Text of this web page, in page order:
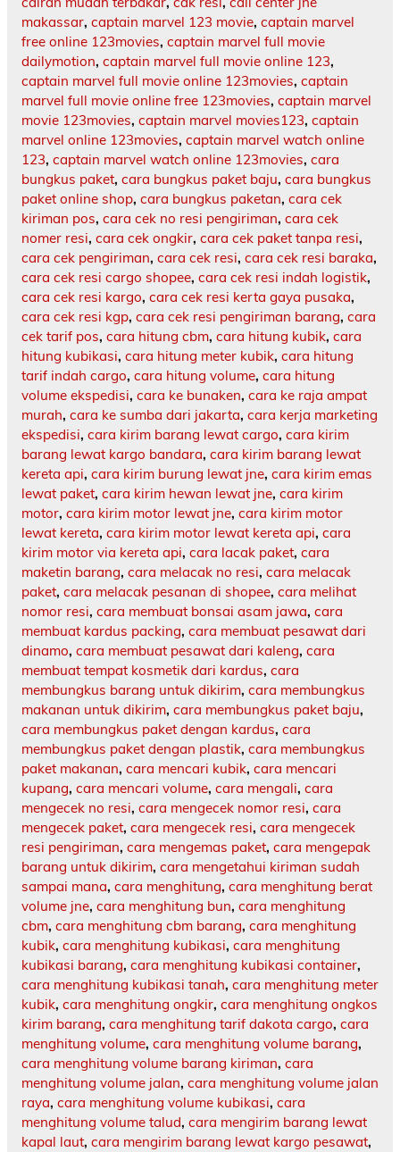
makassar, captain marvel 123 movie, captain marvel
free online 123movies, captain marvel full movie
dailymotion, captain marvel full movie online 123,
captain marvel full movie online 123movies, captain
marvel full movie online free 123movies, captain marvel
movie 123movies, captain marvel movies123, captain
marvel online 123movies, captain marvel watch online
123, captain marvel watch online 123movies, cara
bungkus paket, cara bungkus paket baju, cara bungkus
paket online shop, cara bungkus paketan, cara cek
kiriman pos, cara cek no resi pengiriman, cara cek
nomer resi, cara cek ongkir, cara cek paket tanpa resi,
cara cek pengiriman, cara cek resi, cara cek resi baraka,
cara cek resi cargo shopee, cara cek resi indah logistik,
cara cek resi kargo, cara cek resi kerta gaya pusaka,
cara cek resi kgp, cara cek resi pengiriman barang, cara
cek tarif pos, cara hitung cbm, cara hitung kubik, cara
hitung kubikasi, cara hitung meter kubik, cara hitung
tarif indah cargo, cara hitung volume, cara hitung
volume ekspedisi, cara ke bunaken, cara ke raja ampat
murah, cara ke sumba dari jakarta, cara kerja marketing
ekspedisi, cara kirim barang lewat cargo, cara kirim
barang lewat kargo bandara, cara kirim barang lewat
kereta api, cara kirim burung lewat jne, cara kirim emas
lewat paket, cara kirim hewan lewat jne, cara kirim
motor, cara kirim motor lewat jne, cara kirim motor
lewat kereta, cara kirim motor lewat kereta api, cara
kirim motor via kereta api, cara lacak paket, cara
maketin barang, cara melacak no resi, cara melacak
paket, cara melacak pesanan di shopee, cara melihat
nomor resi, cara membuat bonsai asam jawa, cara
membuat kardus packing, cara membuat pesawat dari
dinamo, cara membuat pesawat dari kaleng, cara
membuat tempat kosmetik dari kardus, cara
membungkus barang untuk dikirim, cara membungkus
makanan untuk dikirim, cara membungkus paket baju,
cara membungkus paket dengan kardus, cara
membungkus paket dengan plastik, cara membungkus
paket makanan, cara mencari kubik, cara mencari
kupang, cara mencari volume, cara mengali, cara
mengecek no resi, cara mengecek nomor resi, cara
mengecek paket, cara mengecek resi, cara mengecek
resi pengiriman, cara mengemas paket, cara mengepak
barang untuk dikirim, cara mengetahui kiriman sudah
sampai mana, cara menghitung, cara menghitung berat
volume jne, cara menghitung bun, cara menghitung
cbm, cara menghitung cbm barang, cara menghitung
kubik, cara menghitung kubikasi, cara menghitung
kubikasi barang, cara menghitung kubikasi container,
cara menghitung kubikasi tanah, cara menghitung meter
kubik, cara menghitung ongkir, cara menghitung ongkos
kirim barang, cara menghitung tarif dakota cargo, cara
menghitung volume, cara menghitung volume barang,
cara menghitung volume barang kiriman, cara
menghitung volume jalan, cara menghitung volume jalan
raya, cara menghitung volume kubikasi, cara
menghitung volume talud, cara mengirim barang lewat
kapal laut, cara mengirim barang lewat kargo pesawat,